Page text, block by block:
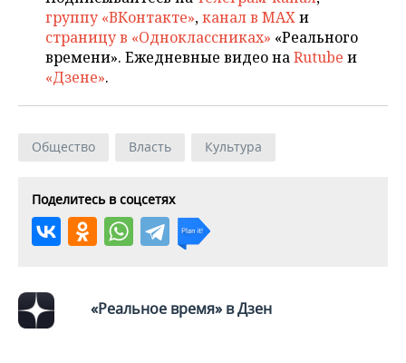
КИБЕРСПОРТ
ФИГУРНОЕ КАТАНИЕ
КУЛЬТУРА
МЕДИЦИНА
СПИСОК КОМПАНИЙ
группу «ВКонтакте»,канал в MAXи
страницу в «Одноклассниках» «Реального
времени». Ежедневные видео наRutube и
«Дзене».
Общество Власть Культура
Поделитесь в соцсетях
«Реальное время» в Дзен